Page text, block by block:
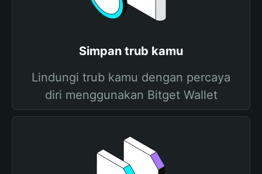
Simpan trub kamu
Lindungi trub kamu dengan percaya
diri menggunakan Bitget Wallet